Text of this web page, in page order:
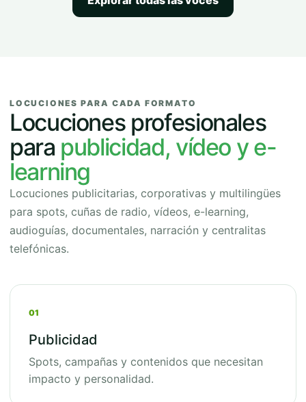
LOCUCIONES PARA CADA FORMATO
Locuciones profesionales
para publicidad, vídeo y e-
learning
Locuciones publicitarias, corporativas y multilingües
para spots, cuñas de radio, vídeos, e-learning,
audioguías, documentales, narración y centralitas
telefónicas.
01
Publicidad
Spots, campañas y contenidos que necesitan
impacto y personalidad.